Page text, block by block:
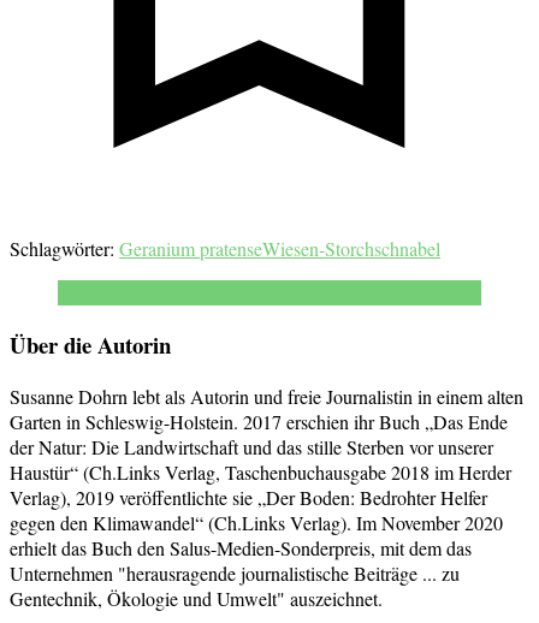
Schlagwörter: Geranium pratenseWiesen-Storchschnabel
Über die Autorin
Susanne Dohrn lebt als Autorin und freie Journalistin in einem alten
Garten in Schleswig-Holstein. 2017 erschien ihr Buch „Das Ende
der Natur: Die Landwirtschaft und das stille Sterben vor unserer
Haustür“ (Ch.Links Verlag, Taschenbuchausgabe 2018 im Herder
Verlag), 2019 veröffentlichte sie „Der Boden: Bedrohter Helfer
gegen den Klimawandel“ (Ch.Links Verlag). Im November 2020
erhielt das Buch den Salus-Medien-Sonderpreis, mit dem das
Unternehmen "herausragende journalistische Beiträge ... zu
Gentechnik, Ökologie und Umwelt" auszeichnet.